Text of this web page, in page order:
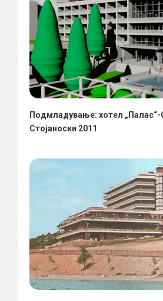
Подмладување: хотел „Палас“-
Стојаноски 2011